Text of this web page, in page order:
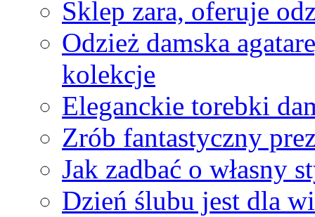
Sklep zara, oferuje
Odzież damska
kolekcje
Eleganckie torebki
Zrób fantastyczny
Jak zadbać o własny
Dzień ślubu jest dla